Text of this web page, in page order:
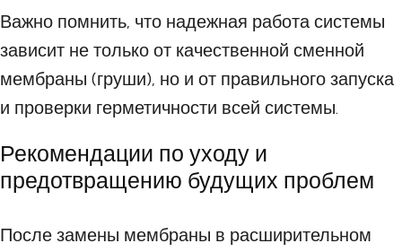
Важно помнить, что надежная работа системы
зависит не только от качественной сменной
мембраны (груши), но и от правильного запуска
и проверки герметичности всей системы.
Рекомендации по уходу и
предотвращению будущих проблем
После замены мембраны в расширительном